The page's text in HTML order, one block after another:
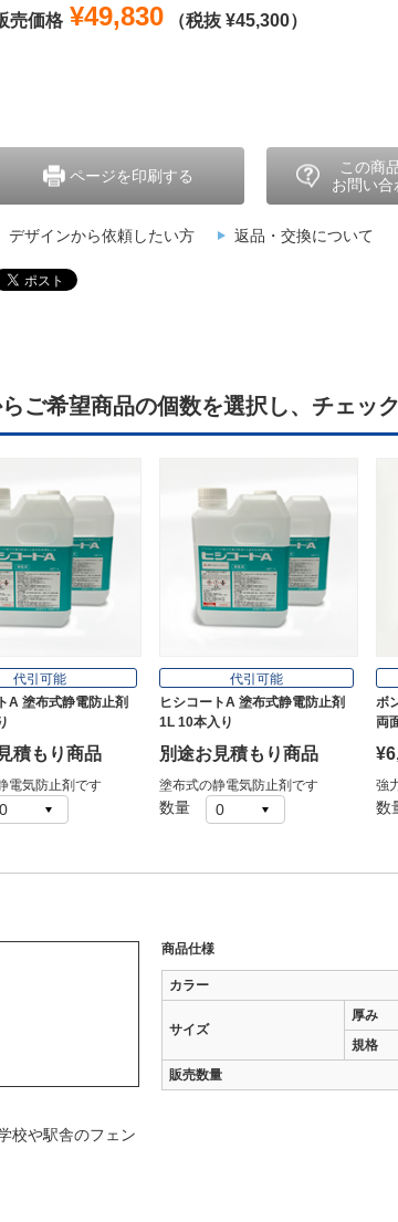
売価格 ¥49,830 （税抜 ¥45,300）
ページを印刷する
この商
お問い合
デザインから依頼したい方 返品・交換について
ご希望商品の個数を選択し、チェッ
代引可能
A 塗布式静電防止剤
積もり商品
電気防止剤です
代引可能
ヒシコートA 塗布式静電防止剤
1L 10本入り
別途お見積もり商品
塗布式の静電気防止剤です
数量
ボ
両
強
数
校や駅舎のフェン
商品仕様
カラー
サイズ
厚み
規格
販売数量